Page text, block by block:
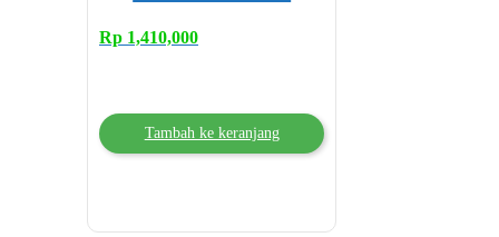
Rp 1,410,000
Tambah ke keranjang